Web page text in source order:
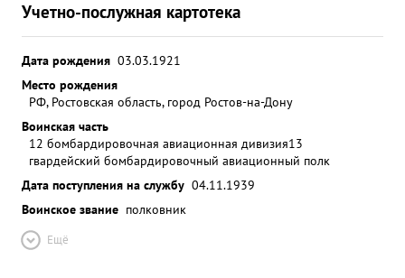
Учетно-послужная картотека
Дата рождения 03.03.1921
Место рождения
РФ, Ростовская область, город Ростов-на-Дону
Воинская часть
12 бомбардировочная авиационная дивизия13
гвардейский бомбардировочный авиационный полк
Дата поступления на службу 04.11.1939
Воинское звание полковник
Ещё